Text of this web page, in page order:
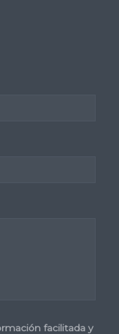
facilitada y